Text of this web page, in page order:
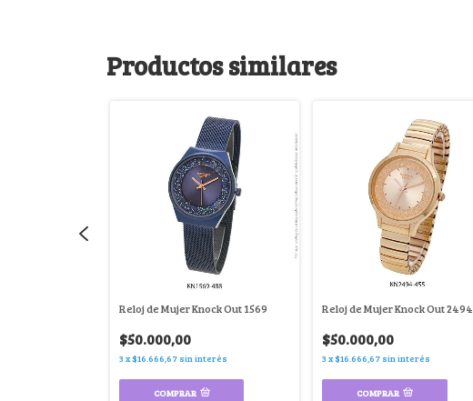
Productos similares
Reloj de Mujer Knock Out 1569
$50.000,00
3 x$16.666,67 sin interés
COMPRAR
Reloj de Mujer Knock Out 2494
$50.000,00
3 x$16.666,67 sin interés
COMPRAR